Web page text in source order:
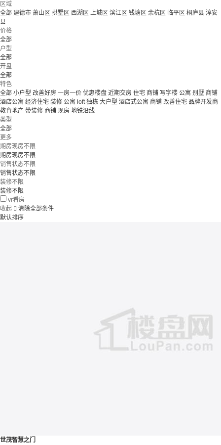
区域
全部 建德市 萧山区 拱墅区 西湖区 上城区 滨江区 钱塘区 余杭区 临平区 桐庐县 淳安
县
价格
全部
户型
全部
开盘
全部
特色
全部 小户型 改善好房 一房一价 优惠楼盘 近期交房 住宅 商铺 写字楼 公寓 别墅 商铺
酒店公寓 经济住宅 装修 公寓 loft独栋 大户型 酒店式公寓 商铺 改善住宅 品牌开发商
教育地产 带装修 商铺 现房 地铁沿线
类型
全部
更多
期房现房不限
期房现房不限
销售状态不限
销售状态不限
装修不限
装修不限
vr看房
收起  清除全部条件
默认排序
世茂智慧之门